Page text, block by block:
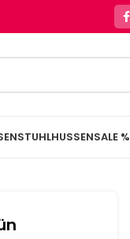
STUHLHUSSENSALE %